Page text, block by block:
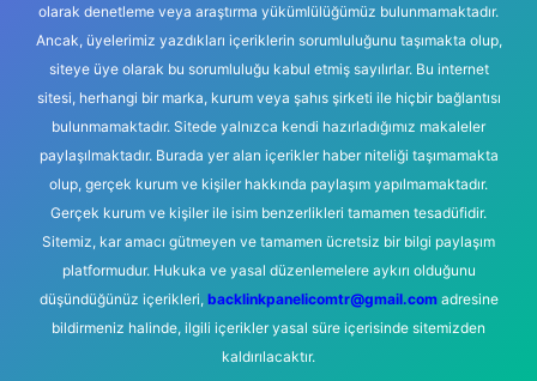
olarak denetleme veya araştırma yükümlülüğümüz bulunmamaktadır.
Ancak, üyelerimiz yazdıkları içeriklerin sorumluluğunu taşımakta olup,
siteye üye olarak bu sorumluluğu kabul etmiş sayılırlar. Bu internet
sitesi, herhangi bir marka, kurum veya şahıs şirketi ile hiçbir bağlantısı
bulunmamaktadır. Sitede yalnızca kendi hazırladığımız makaleler
paylaşılmaktadır. Burada yer alan içerikler haber niteliği taşımamakta
olup, gerçek kurum ve kişiler hakkında paylaşım yapılmamaktadır.
Gerçek kurum ve kişiler ile isim benzerlikleri tamamen tesadüfidir.
Sitemiz, kar amacı gütmeyen ve tamamen ücretsiz bir bilgi paylaşım
platformudur. Hukuka ve yasal düzenlemelere aykırı olduğunu
düşündüğünüz içerikleri, backlinkpanelicomtr@gmail.comadresine
bildirmeniz halinde, ilgili içerikler yasal süre içerisinde sitemizden
kaldırılacaktır.